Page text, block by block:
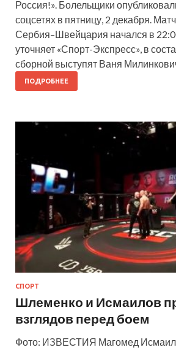
Россия!». Болельщики
соцсетях в пятницу, 2 декабря.
Сербия–Швейцария начался в
уточняет «Спорт-Экспресс», в
сборной выступят Ваня
ПОДРОБНЕЕ
СПОРТ
Шлеменко и Исмаилов
взглядов перед боем
Фото: ИЗВЕСТИЯ Магомед